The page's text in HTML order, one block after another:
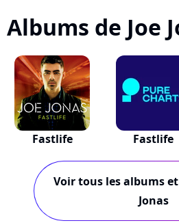
Albums de Joe
Fastlife Fastlife
Voir tous les albums et
Jonas